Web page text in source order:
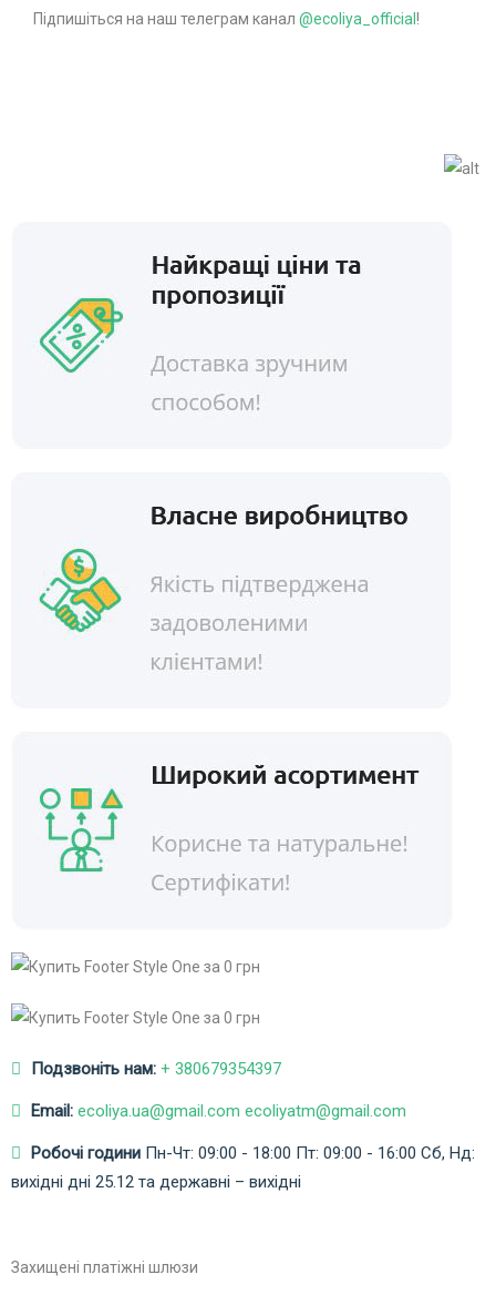
Підпишіться на наш телеграм канал @ecoliya_official !
Подзвоніть нам: + 380679354397
Email: ecoliya.ua@gmail.com ecoliyatm@gmail.com
Робочі години Пн-Чт: 09:00 - 18:00 Пт: 09:00 - 16:00 Сб, Нд:
вихідні дні 25.12 та державні – вихідні
Захищені платіжні шлюзи